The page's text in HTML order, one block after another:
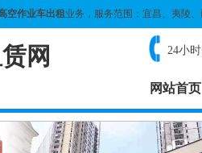
空作业车出租业务，服务范围：宜昌、夷陵
网 24小
网站首页